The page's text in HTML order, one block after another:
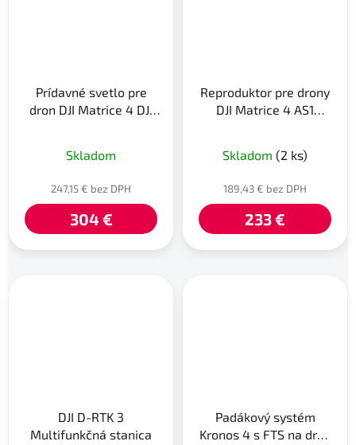
Prídavné svetlo pre
dron DJI Matrice 4 DJI
Skladom
247,15 € bez DPH
304 €
Reproduktor pre drony
DJI Matrice 4 AS1
Skladom (2 ks)
189,43 € bez DPH
233 €
DJI D-RTK 3
Multifunkčná stanica
Padákový systém
Kronos 4 s FTS na dron